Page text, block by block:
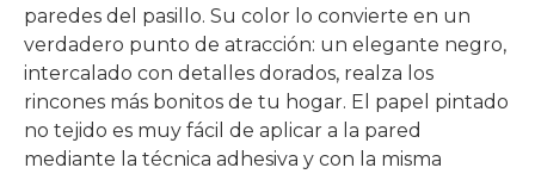
paredes del pasillo. Su color lo convierte en un
verdadero punto de atracción: un elegante negro,
intercalado con detalles dorados, realza los
rincones más bonitos de tu hogar. El papel pintado
no tejido es muy fácil de aplicar a la pared
mediante la técnica adhesiva y con la misma